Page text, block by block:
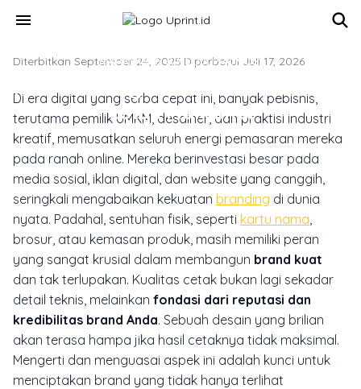
menu
MARKETING & MEDIA PROMOSI
Mau Branding Kuat? Mulai Dari Hasil
Cetak Maksimal
Diterbitkan September 24, 2025 Diperbarui Juli 17, 2026
Di era digital yang serba cepat ini, banyak pebisnis,
terutama pemilik UMKM, desainer, dan praktisi industri
kreatif, memusatkan seluruh energi pemasaran mereka
pada ranah online. Mereka berinvestasi besar pada
media sosial, iklan digital, dan website yang canggih,
seringkali mengabaikan kekuatan branding di dunia
nyata. Padahal, sentuhan fisik, seperti kartu nama,
brosur, atau kemasan produk, masih memiliki peran
yang sangat krusial dalam membangun brand kuat
dan tak terlupakan. Kualitas cetak bukan lagi sekadar
detail teknis, melainkan fondasi dari reputasi dan
kredibilitas brand Anda. Sebuah desain yang brilian
akan terasa hampa jika hasil cetaknya tidak maksimal.
Mengerti dan menguasai aspek ini adalah kunci untuk
menciptakan brand yang tidak hanya terlihat